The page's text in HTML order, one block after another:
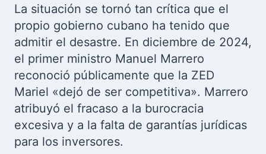
La situación se tornó tan crítica que el
propio gobierno cubano ha tenido que
admitir el desastre. En diciembre de 2024,
el primer ministro Manuel Marrero
reconoció públicamente que la ZED
Mariel «dejó de ser competitiva». Marrero
atribuyó el fracaso a la burocracia
excesiva y a la falta de garantías jurídicas
para los inversores.